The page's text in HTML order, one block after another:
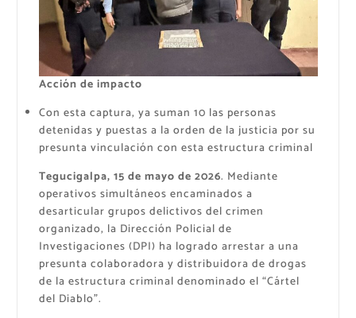
Acción de impacto
Con esta captura, ya suman 10 las personas
detenidas y puestas a la orden de la justicia por su
presunta vinculación con esta estructura criminal
Tegucigalpa, 15 de mayo de 2026. Mediante
operativos simultáneos encaminados a
desarticular grupos delictivos del crimen
organizado, la Dirección Policial de
Investigaciones (DPI) ha logrado arrestar a una
presunta colaboradora y distribuidora de drogas
de la estructura criminal denominado el “Cártel
del Diablo”.